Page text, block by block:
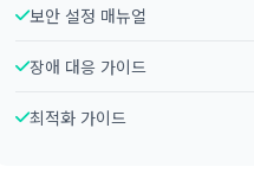
보안 설정 매뉴얼
장애 대응 가이드
최적화 가이드